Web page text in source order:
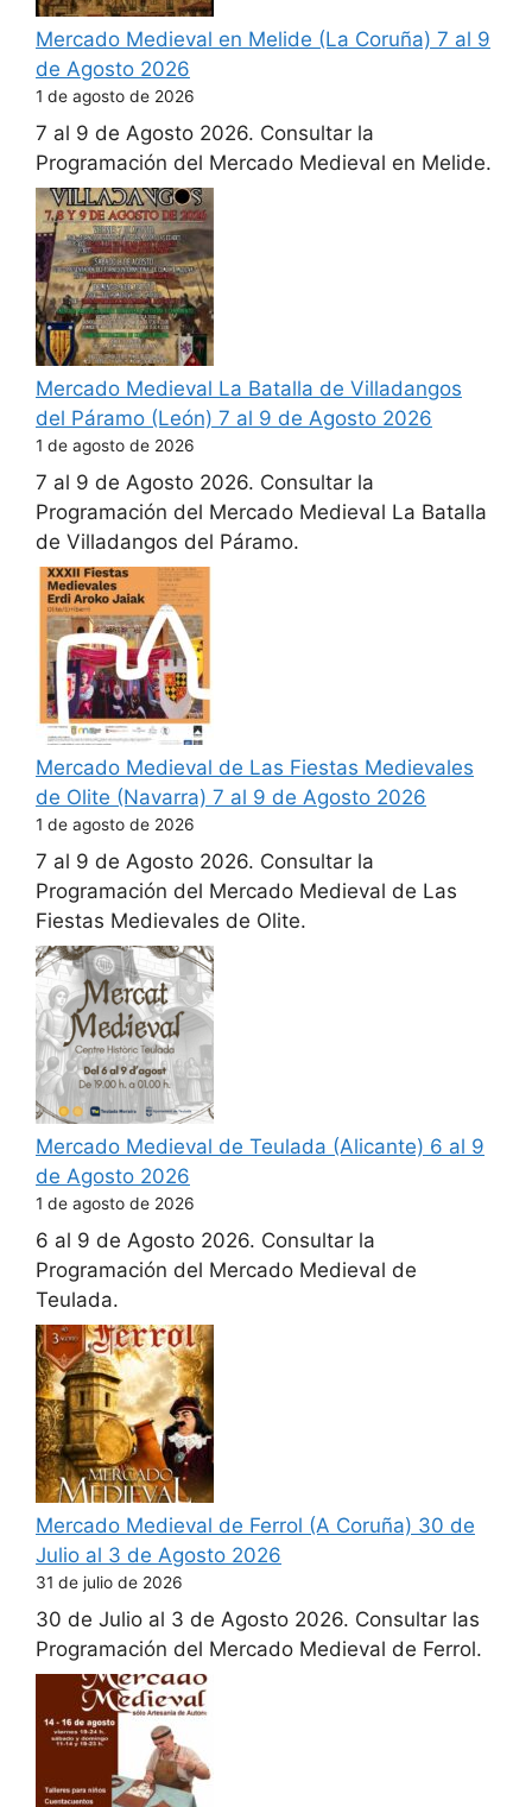
Mercado Medieval en Melide (La Coruña) 7 al 9
de Agosto 2026
1 de agosto de 2026
7 al 9 de Agosto 2026. Consultar la
Programación del Mercado Medieval en Melide.
Mercado Medieval La Batalla de Villadangos
del Páramo (León) 7 al 9 de Agosto 2026
1 de agosto de 2026
7 al 9 de Agosto 2026. Consultar la
Programación del Mercado Medieval La Batalla
de Villadangos del Páramo.
Mercado Medieval de Las Fiestas Medievales
de Olite (Navarra) 7 al 9 de Agosto 2026
1 de agosto de 2026
7 al 9 de Agosto 2026. Consultar la
Programación del Mercado Medieval de Las
Fiestas Medievales de Olite.
Mercado Medieval de Teulada (Alicante) 6 al 9
de Agosto 2026
1 de agosto de 2026
6 al 9 de Agosto 2026. Consultar la
Programación del Mercado Medieval de
Teulada.
Mercado Medieval de Ferrol (A Coruña) 30 de
Julio al 3 de Agosto 2026
31 de julio de 2026
30 de Julio al 3 de Agosto 2026. Consultar las
Programación del Mercado Medieval de Ferrol.